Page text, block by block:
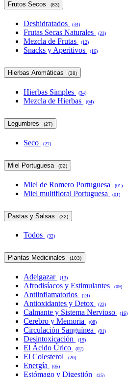
Frutos Secos (83)
Deshidratados (34)
Frutas Secas Naturales (23)
Mezcla de Frutas (12)
Snacks y Aperitivos (16)
Hierbas Aromáticas (38)
Hierbas Simples (34)
Mezcla de Hierbas (04)
Legumbres (27)
Seco (27)
Miel Portuguesa (02)
Miel de Romero Portuguesa (01)
Miel multifloral Portuguesa (01)
Pastas y Salsas (32)
Todos (32)
Plantas Medicinales (103)
Adelgazar (13)
Afrodisíacos y Estimulantes (09)
Antiinflamatorios (24)
Antioxidantes y Detox (22)
Calmante y Sistema Nervioso (16)
Cerebro y Memoria (08)
Circulación Sanguínea (01)
Desintoxicación (19)
El Ácido Úrico (02)
El Colesterol (20)
Energía (05)
Estómago y Digestión (25)